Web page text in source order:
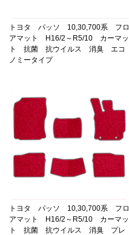
トヨタ パッソ 10,30,700系 フロ
アマット H16/2～R5/10 カーマッ
ト 抗菌 抗ウイルス 消臭 エコ
ノミータイプ
トヨタ パッソ 10,30,700系 フロ
アマット H16/2～R5/10 カーマッ
ト 抗菌 抗ウイルス 消臭 プレ